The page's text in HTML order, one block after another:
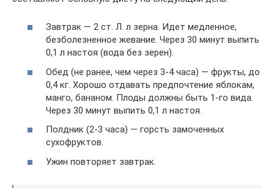
Завтрак — 2 ст. Л. л зерна. Идет медленное,
безболезненное жевание. Через 30 минут выпить
0,1 л настоя (вода без зерен).
Обед (не ранее, чем через 3-4 часа) — фрукты, до
0,4 кг. Хорошо отдавать предпочтение яблокам,
манго, бананом. Плоды должны быть 1-го вида.
Через 30 минут выпить 0,1 л настоя.
Полдник (2-3 часа) — горсть замоченных
сухофруктов.
Ужин повторяет завтрак.